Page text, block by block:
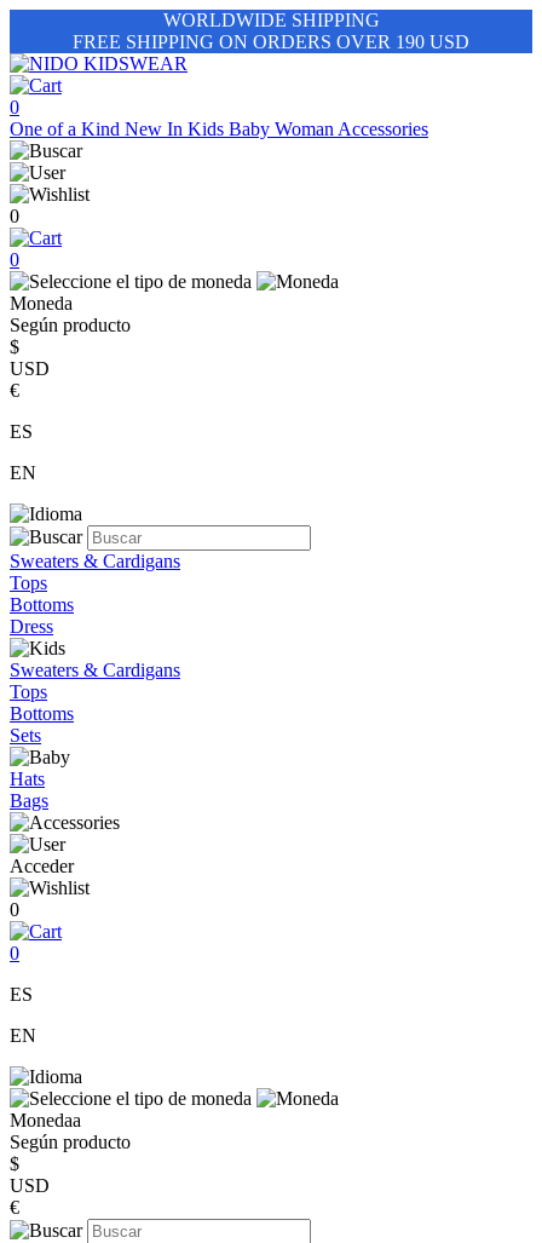
WORLDWIDE SHIPPING
FREE SHIPPING ON ORDERS OVER 190 USD
0
One of a Kind New In Kids Baby Woman Accessories
0
0
Moneda
Según producto
$
USD
€
ES
EN
Sweaters & Cardigans
Tops
Bottoms
Dress
Sweaters & Cardigans
Tops
Bottoms
Sets
Hats
Bags
Acceder
0
0
ES
EN
Monedaa
Según producto
$
USD
€